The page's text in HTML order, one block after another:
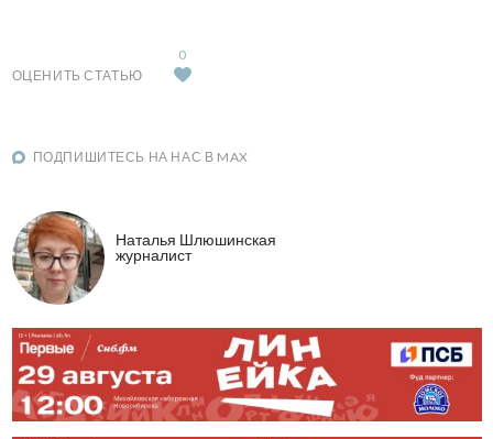
ОЦЕНИТЬ СТАТЬЮ
0
ПОДПИШИТЕСЬ НА НАС В MAX
Наталья Шлюшинская
журналист